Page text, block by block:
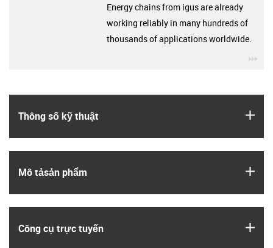
Thông số kỹ thuật
Mô tả­sản phẩm
Công cụ trực tuyến
Energy chains from igus are already
working reliably in many hundreds of
thousands of applications worldwide.